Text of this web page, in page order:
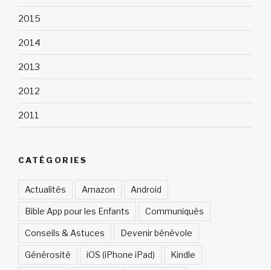
2015
2014
2013
2012
2011
CATÉGORIES
Actualités Amazon Android
Bible App pour les Enfants Communiqués
Conseils & Astuces Devenir bénévole
Générosité iOS (iPhone iPad) Kindle